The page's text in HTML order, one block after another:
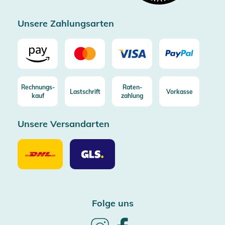
Unsere Zahlungsarten
Rechnungs-
kauf
Lastschrift
Raten-
zahlung
Vorkasse
Unsere Versandarten
Unsere
Versandarten
DHL
Unsere
Versandarten
GLS
Folge uns
Follow